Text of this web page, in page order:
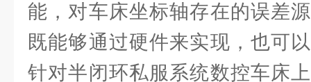
能，对车床坐标轴存在的误差
既能够通过硬件来实现，也可
针对半闭环私服系统数控车床